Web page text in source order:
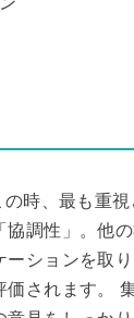
時、最も重視
協調性」。他
ーションを取
価されます。